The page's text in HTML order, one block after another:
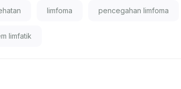
limfoma pencegahan limfoma
limfatik